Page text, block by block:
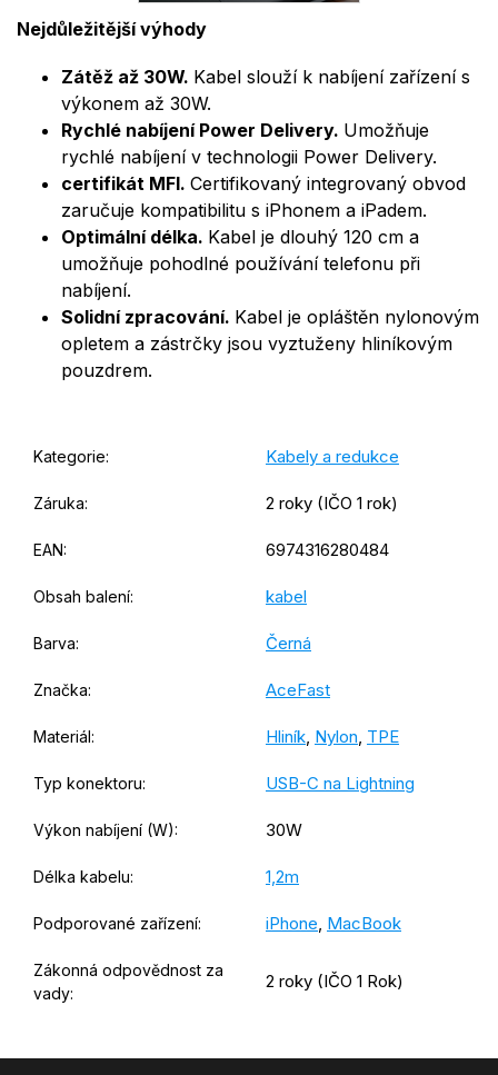
Nejdůležitější výhody
Zátěž až 30W. Kabel slouží k nabíjení zařízení s
výkonem až 30W.
Rychlé nabíjení Power Delivery. Umožňuje
rychlé nabíjení v technologii Power Delivery.
certifikát MFI. Certifikovaný integrovaný obvod
zaručuje kompatibilitu s iPhonem a iPadem.
Optimální délka. Kabel je dlouhý 120 cm a
umožňuje pohodlné používání telefonu při
nabíjení.
Solidní zpracování. Kabel je opláštěn nylonovým
opletem a zástrčky jsou vyztuženy hliníkovým
pouzdrem.
Kategorie: Kabely a redukce
Záruka: 2 roky (IČO 1 rok)
EAN: 6974316280484
Obsah balení: kabel
Barva: Černá
Značka: AceFast
Materiál: Hliník, Nylon, TPE
Typ konektoru: USB-C na Lightning
Výkon nabíjení (W): 30W
Délka kabelu: 1,2m
Podporované zařízení: iPhone, MacBook
Zákonná odpovědnost za
vady:
2 roky (IČO 1 Rok)